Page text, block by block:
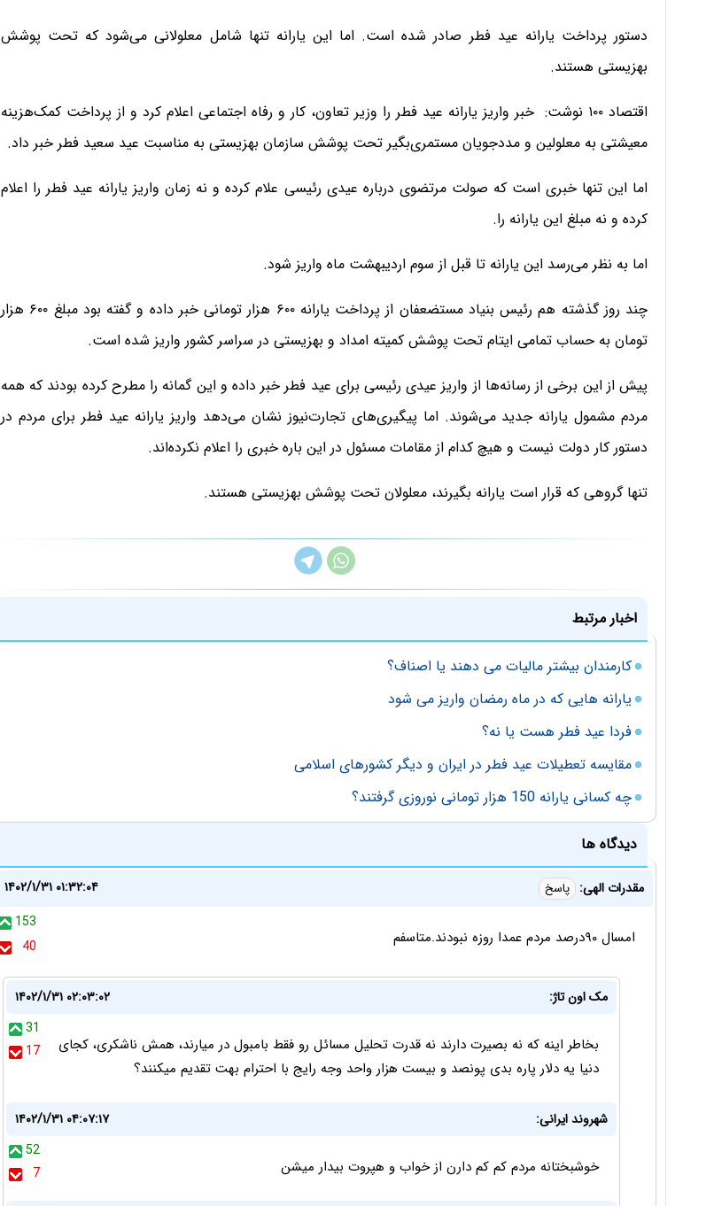
دستور پرداخت یارانه عید فطر صادر شده است. اما این یارانه تنها شامل معلولانی‌ می‌شود که تحت پوشش
بهزیستی هستند.
اقتصاد ۱۰۰ نوشت: خبر واریز یارانه عید فطر را وزیر تعاون، کار و رفاه اجتماعی اعلام کرد و از پرداخت کمک‌هزینه
معیشتی به معلولین و مددجویان مستمری‌بگیر تحت پوشش سازمان بهزیستی به مناسبت عید سعید فطر خبر داد.
اما این تنها خبری است که صولت مرتضوی درباره عیدی رئیسی علام کرده و نه زمان واریز یارانه عید فطر را اعلام
کرده و نه مبلغ این یارانه را.
اما به نظر می‌رسد این یارانه تا قبل از سوم اردیبهشت ماه واریز شود.
چند روز گذشته هم رئیس بنیاد مستضعفان از پرداخت یارانه ۶۰۰ هزار تومانی‌ خبر داده و گفته بود مبلغ ۶۰۰ هزار
تومان به حساب تمامی ایتام تحت پوشش کمیته امداد و بهزیستی در سراسر کشور واریز شده است.
پیش از این برخی از رسانه‌ها از واریز عیدی رئیسی برای عید فطر خبر داده و این گمانه را مطرح کرده بودند که همه
مردم مشمول یارانه جدید می‌شوند. اما پیگیری‌های تجارت‌نیوز نشان می‌دهد واریز یارانه عید فطر برای مردم در
دستور کار دولت نیست و هیچ کدام از مقامات مسئول در این باره خبری را اعلام نکرده‌اند.
تنها گروهی که قرار است یارانه بگیرند، معلولان تحت پوشش بهزیستی هستند.
اخبار مرتبط
کارمندان بیشتر مالیات می دهند یا اصناف؟
یارانه هایی که در ماه رمضان واریز می شود
فردا عید فطر هست یا نه؟
مقایسه تعطیلات عید فطر در ایران و دیگر کشورهای اسلامی
چه کسانی یارانه 150 هزار تومانی نوروزی گرفتند؟
دیدگاه ها
مقدرات الهی: پاسخ
۱۴۰۲/۱/۳۱ ۰۱:۳۲:۰۴
153
40
امسال ۹۰درصد مردم عمدا روزه نبودند.متاسفم
مک اون تاژ:
۱۴۰۲/۱/۳۱ ۰۲:۰۳:۰۲
31
17
بخاطر اینه که نه بصیرت دارند نه قدرت تحلیل مسائل رو فقط بامبول در میارند، همش ناشکری، کجای
دنیا یه دلار پاره بدی پونصد و بیست هزار واحد وجه رایج با احترام بهت تقدیم میکنند؟
شهروند ایرانی:
۱۴۰۲/۱/۳۱ ۰۴:۰۷:۱۷
52
7
خوشبختانه مردم کم کم دارن از خواب و هپروت بیدار میشن